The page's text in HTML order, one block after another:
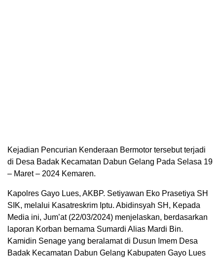
Kejadian Pencurian Kenderaan Bermotor tersebut terjadi
di Desa Badak Kecamatan Dabun Gelang Pada Selasa 19
– Maret – 2024 Kemaren.
Kapolres Gayo Lues, AKBP. Setiyawan Eko Prasetiya SH
SIK, melalui Kasatreskrim Iptu. Abidinsyah SH, Kepada
Media ini, Jum’at (22/03/2024) menjelaskan, berdasarkan
laporan Korban bernama Sumardi Alias Mardi Bin.
Kamidin Senage yang beralamat di Dusun Imem Desa
Badak Kecamatan Dabun Gelang Kabupaten Gayo Lues